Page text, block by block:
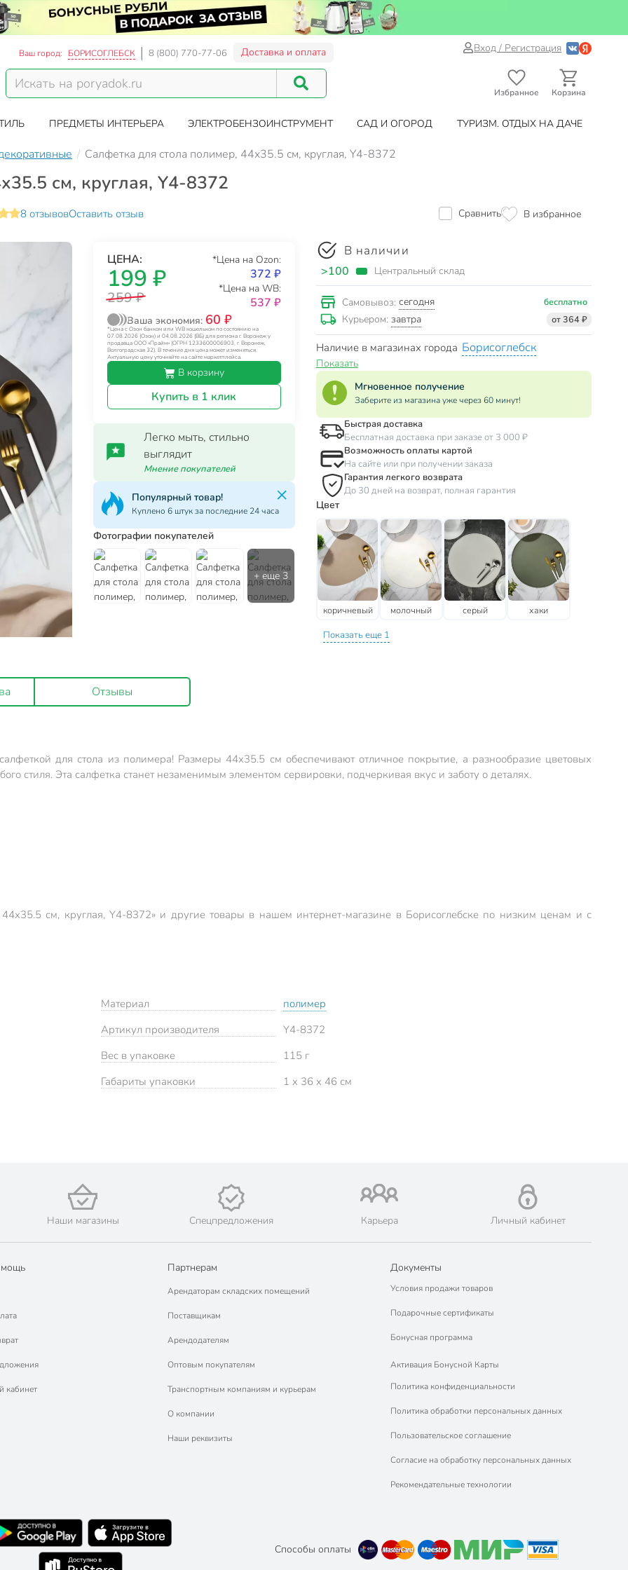
Ваш город: БОРИСОГЛЕБСК 8 (800) 770-77-06 Доставка и оплата Вход / Регистрация
Избранное Корзина
ПРЕДМЕТЫ ИНТЕРЬЕРА ЭЛЕКТРОБЕНЗОИНСТРУМЕНТ САД И ОГОРОД ТУРИЗМ. ОТДЫХ НА ДАЧЕ
Салфетка для стола полимер, 44х35.5 см, круглая, Y4-8372
см, круглая, Y4-8372
8 отзывовОставить отзыв Сравнить В избранное
ЦЕНА:
199 ₽
259 ₽
*Цена на Ozon:
372 ₽
*Цена на WB:
537 ₽
Ваша экономия: 60 ₽
*Цена с Озон банком или WB кошельком по состоянию на
07.08.2026 (Озон) и 04.08.2026 (ВБ) для региона г. Воронеж у
продавца ООО «Прайм» (ОГРН 1233600006903, г. Воронеж,
Волгоградская 32). В течение дня цена может изменяться.
Актуальную цену уточняйте на сайте маркетплейса.
В корзину
Купить в 1 клик
Легко мыть, стильно
выглядит
Мнение покупателей
Популярный товар!
Куплено 6 штук за последние 24 часа
Фотографии покупателей
В наличии
>100 Центральный склад
Самовывоз: сегодня бесплатно
Курьером: завтра от 364 ₽
Наличие в магазинах города Борисоглебск
Показать
Мгновенное получение
Заберите из магазина уже через 60 минут!
Быстрая доставка
Бесплатная доставка при заказе от 3 000 ₽
Возможность оплаты картой
На сайте или при получении заказа
Гарантия легкого возврата
До 30 дней на возврат, полная гарантия
Цвет
коричневый молочный серый хаки
Показать еще 1
Отзывы
для стола из полимера! Размеры 44х35.5 см обеспечивают отличное покрытие, а разнообразие цветовых
стиля. Эта салфетка станет незаменимым элементом сервировки, подчеркивая вкус и заботу о деталях.
см, круглая, Y4-8372» и другие товары в нашем интернет-магазине в Борисоглебске по низким ценам и с
Материал
полимер
Артикул производителя
Y4-8372
Вес в упаковке
115 г
Габариты упаковки
1 x 36 x 46 см
Наши магазины Спецпредложения Карьера Личный кабинет
кабинет
Партнерам
Арендаторам складских помещений
Поставщикам
Арендодателям
Оптовым покупателям
Транспортным компаниям и курьерам
О компании
Наши реквизиты
Документы
Условия продажи товаров
Подарочные сертификаты
Бонусная программа
Активация Бонусной Карты
Политика конфиденциальности
Политика обработки персональных данных
Пользовательское соглашение
Согласие на обработку персональных данных
Рекомендательные технологии
Способы оплаты